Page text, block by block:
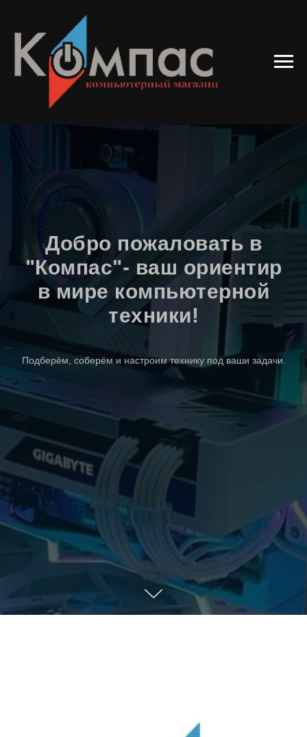
Добро пожаловать в
"Компас"- ваш ориентир
в мире компьютерной
техники!
Подберём, соберём и настроим технику под ваши задачи.